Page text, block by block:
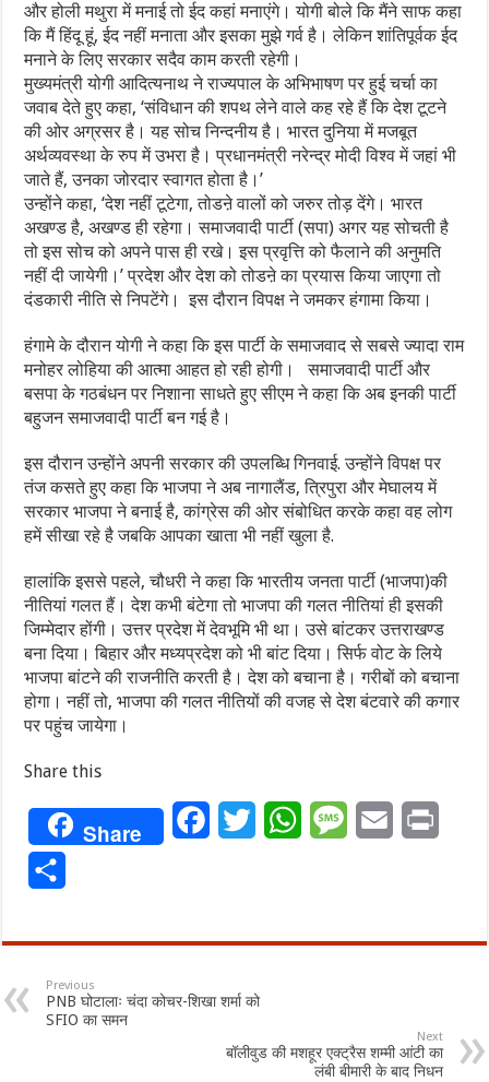
और होली मथुरा में मनाई तो ईद कहां मनाएंगे। योगी बोले कि मैंने साफ कहा
कि मैं हिंदू हूं, ईद नहीं मनाता और इसका मुझे गर्व है। लेकिन शांतिपूर्वक ईद
मनाने के लिए सरकार सदैव काम करती रहेगी।
मुख्यमंत्री योगी आदित्यनाथ ने राज्यपाल के अभिभाषण पर हुई चर्चा का
जवाब देते हुए कहा, ‘संविधान की शपथ लेने वाले कह रहे हैं कि देश टूटने
की ओर अग्रसर है। यह सोच निन्दनीय है। भारत दुनिया में मजबूत
अर्थव्यवस्था के रुप में उभरा है। प्रधानमंत्री नरेन्द्र मोदी विश्व में जहां भी
जाते हैं, उनका जोरदार स्वागत होता है।’
उन्होंने कहा, ‘देश नहीं टूटेगा, तोडऩे वालों को जरुर तोड़ देंगे। भारत
अखण्ड है, अखण्ड ही रहेगा। समाजवादी पार्टी (सपा) अगर यह सोचती है
तो इस सोच को अपने पास ही रखे। इस प्रवृत्ति को फैलाने की अनुमति
नहीं दी जायेगी।’ प्रदेश और देश को तोडऩे का प्रयास किया जाएगा तो
दंडकारी नीति से निपटेंगे। इस दौरान विपक्ष ने जमकर हंगामा किया।
हंगामे के दौरान योगी ने कहा कि इस पार्टी के समाजवाद से सबसे ज्यादा राम
मनोहर लोहिया की आत्मा आहत हो रही होगी। समाजवादी पार्टी और
बसपा के गठबंधन पर निशाना साधते हुए सीएम ने कहा कि अब इनकी पार्टी
बहुजन समाजवादी पार्टी बन गई है।
इस दौरान उन्होंने अपनी सरकार की उपलब्धि गिनवाई. उन्होंने विपक्ष पर
तंज कसते हुए कहा कि भाजपा ने अब नागालैंड, त्रिपुरा और मेघालय में
सरकार भाजपा ने बनाई है, कांग्रेस की ओर संबोधित करके कहा वह लोग
हमें सीखा रहे है जबकि आपका खाता भी नहीं खुला है.
हालांकि इससे पहले, चौधरी ने कहा कि भारतीय जनता पार्टी (भाजपा)की
नीतियां गलत हैं। देश कभी बंटेगा तो भाजपा की गलत नीतियां ही इसकी
जिम्मेदार होंगी। उत्तर प्रदेश में देवभूमि भी था। उसे बांटकर उत्तराखण्ड
बना दिया। बिहार और मध्यप्रदेश को भी बांट दिया। सिर्फ वोट के लिये
भाजपा बांटने की राजनीति करती है। देश को बचाना है। गरीबों को बचाना
होगा। नहीं तो, भाजपा की गलत नीतियों की वजह से देश बंटवारे की कगार
पर पहुंच जायेगा।
Share this
Share FacebookTwitterWhatsAppMessageEmail
Previous
PNB घोटालाः चंदा कोचर-शिखा शर्मा को
SFIO का समन
Next
बॉलीवुड की मशहूर एक्ट्रैस शम्मी आंटी का
लंबी बीमारी के बाद निधन